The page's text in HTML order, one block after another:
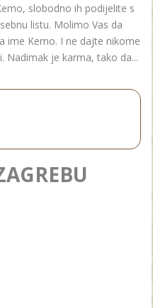
slobodno ih podijelite s
listu. Molimo Vas da
ime Kemo. I ne dajte nikome
Nadimak je karma, tako da...